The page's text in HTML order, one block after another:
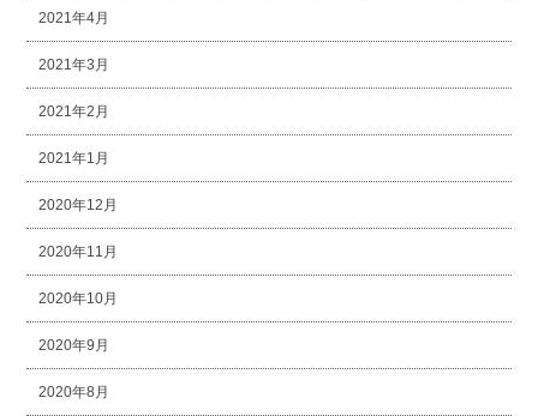
2021年4月
2021年3月
2021年2月
2021年1月
2020年12月
2020年11月
2020年10月
2020年9月
2020年8月